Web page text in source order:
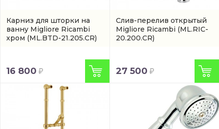
Карниз для шторки на
ванну Migliore Ricambi
хром (ML.BTD-21.205.CR)
16 800
Слив-перелив открытый
Migliore Ricambi (ML.RIC-
20.200.CR)
27 500